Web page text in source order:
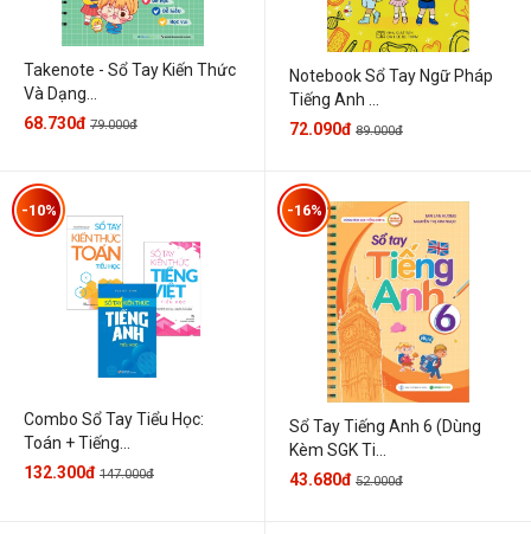
Takenote - Sổ Tay Kiến Thức
Và Dạng...
68.730đ 79.000đ
Notebook Sổ Tay Ngữ Pháp
Tiếng Anh ...
72.090đ 89.000đ
Combo Sổ Tay Tiểu Học:
Toán + Tiếng...
-10%
132.300đ 147.000đ
Sổ Tay Tiếng Anh 6 (Dùng
Kèm SGK Ti...
-16%
43.680đ 52.000đ